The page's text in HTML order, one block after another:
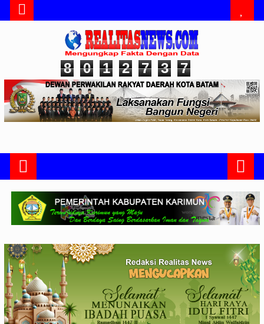
8 0 1 2 7 3 7